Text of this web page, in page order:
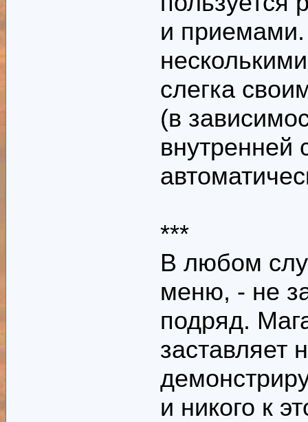
и
слегка
(в
внутренней
***
В любом
меню, - не
подряд.
заставляет
и никого к